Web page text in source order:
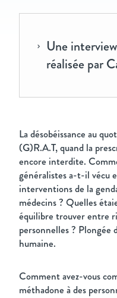
Une
réalisée par
La désobéissance au
(G)R.A.T, quand la
encore interdite.
généralistes a-t-il vécu
interventions de la
médecins ? Quelles
équilibre trouver entre
personnelles ?
humaine.
Comment avez-vous
méthadone à des